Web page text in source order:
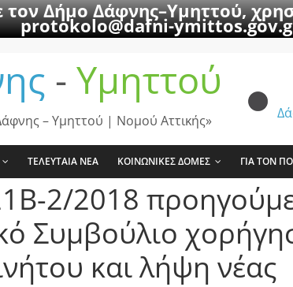
τον Δήμο Δάφνης–Υμηττού,
protokolo@dafni-
- Υμηττού
– Υμηττού | Νομού Αττικής»
ΤΕΛΕΥΤΑΙΑ ΝΕΑ ΚΟΙΝΩΝΙΚΕΣ ΔΟΜΕΣ ΓΙΑ ΤΟΝ
2/2018
Συμβούλιο
και λήψη νέας